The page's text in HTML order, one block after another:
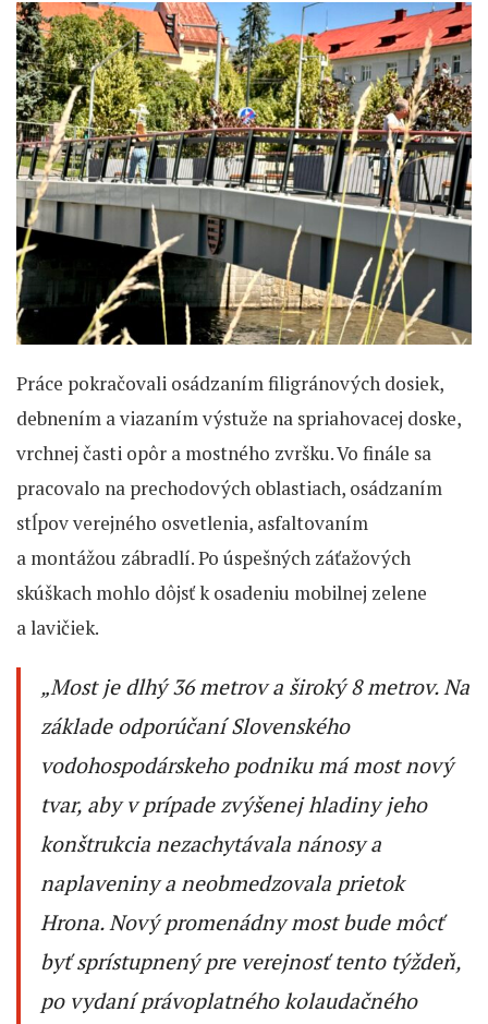
Práce pokračovali osádzaním filigránových dosiek,
debnením a viazaním výstuže na spriahovacej doske,
vrchnej časti opôr a mostného zvršku. Vo finále sa
pracovalo na prechodových oblastiach, osádzaním
stĺpov verejného osvetlenia, asfaltovaním
a montážou zábradlí. Po úspešných záťažových
skúškach mohlo dôjsť k osadeniu mobilnej zelene
a lavičiek.
„Most je dlhý 36 metrov a široký 8 metrov. Na
základe odporúčaní Slovenského
vodohospodárskeho podniku má most nový
tvar, aby v prípade zvýšenej hladiny jeho
konštrukcia nezachytávala nánosy a
naplaveniny a neobmedzovala prietok
Hrona. Nový promenádny most bude môcť
byť sprístupnený pre verejnosť tento týždeň,
po vydaní právoplatného kolaudačného